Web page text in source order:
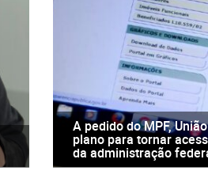
A pedido do MPF,
plano para tornar
da administração